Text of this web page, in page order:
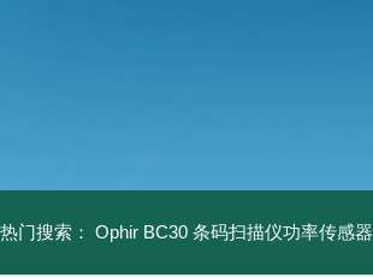
热门搜索： Ophir BC30 条码扫描仪功率传感器